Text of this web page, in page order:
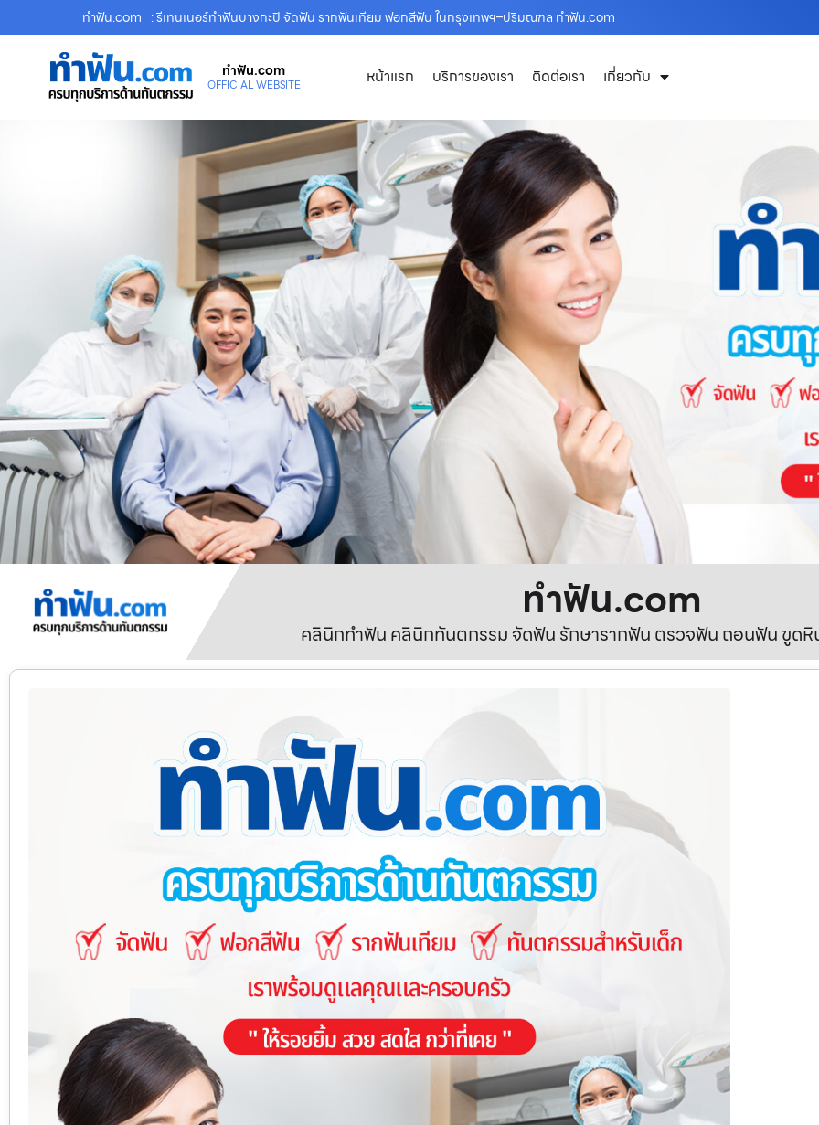
ทําฟัน.com : รีเทนเนอร์ทำฟันบางกะปิ จัดฟัน รากฟันเทียม ฟอกสีฟัน ในกรุงเทพฯ–ปริมณฑล ทำฟัน.com
ทําฟัน.com
OFFICIAL WEBSITE หน้าแรก บริการของเรา ติดต่อเรา เกี่ยวกับ
ทําฟัน.com
คลินิกทำฟัน คลินิกทันตกรรม จัดฟัน รักษารากฟัน ตรวจฟัน ถอนฟัน ขูด